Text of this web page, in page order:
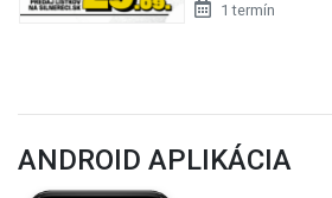
1 termín
ANDROID APLIKÁCIA